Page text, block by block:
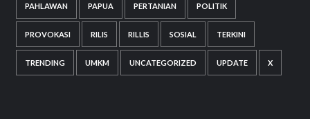
PAHLAWAN PAPUA PERTANIAN POLITIK
PROVOKASI RILIS RILLIS SOSIAL TERKINI
TRENDING UMKM UNCATEGORIZED UPDATE X